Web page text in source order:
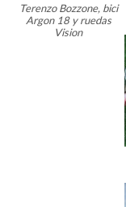
Terenzo Bozzone, bici
Argon 18 y ruedas
Vision